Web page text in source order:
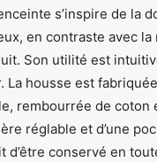
s’inspire de la
en contraste avec
Son utilité est
La housse est
rembourrée de coton
réglable et d’une
d’être conservé en